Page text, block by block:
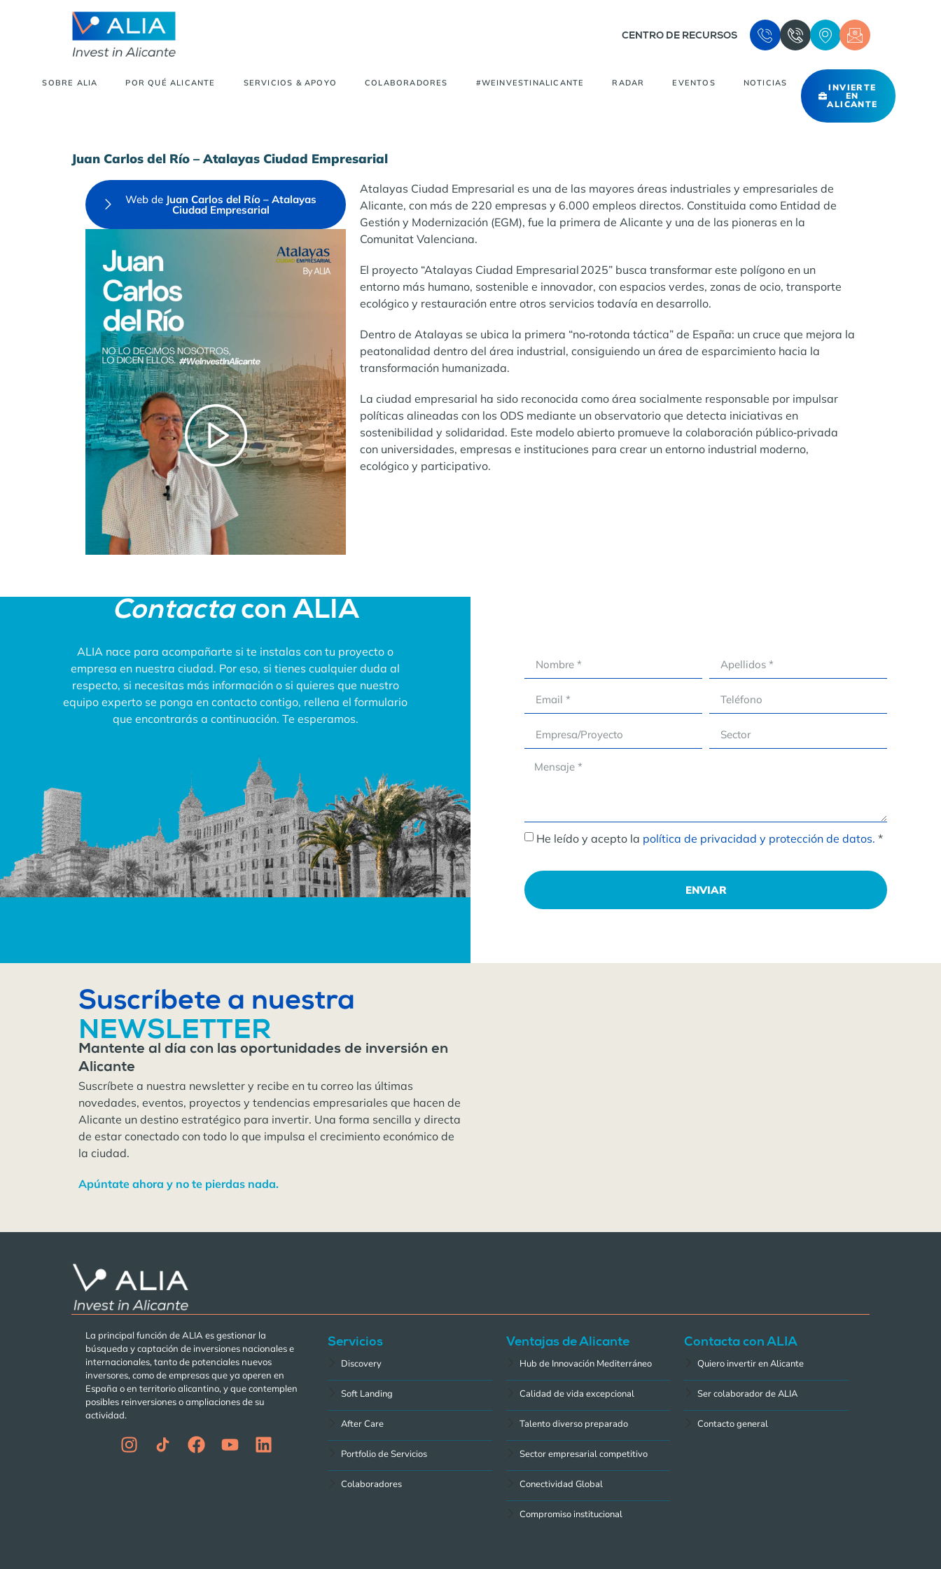
CENTRO DE RECURSOS
SOBRE ALIA POR QUÉ ALICANTE SERVICIOS & APOYO COLABORADORES #WEINVESTINALICANTE RADAR EVENTOS NOTICIAS
INVIERTE
EN
ALICANTE
Juan Carlos del Río – Atalayas Ciudad Empresarial
Web de Juan Carlos del Río – Atalayas
Ciudad Empresarial
Atalayas Ciudad Empresarial es una de las mayores áreas industriales y empresariales de
Alicante, con más de 220 empresas y 6.000 empleos directos. Constituida como Entidad de
Gestión y Modernización (EGM), fue la primera de Alicante y una de las pioneras en la
Comunitat Valenciana.
El proyecto “Atalayas Ciudad Empresarial 2025” busca transformar este polígono en un
entorno más humano, sostenible e innovador, con espacios verdes, zonas de ocio, transporte
ecológico y restauración entre otros servicios todavía en desarrollo.
Dentro de Atalayas se ubica la primera “no‑rotonda táctica” de España: un cruce que mejora la
peatonalidad dentro del área industrial, consiguiendo un área de esparcimiento hacia la
transformación humanizada.
La ciudad empresarial ha sido reconocida como área socialmente responsable por impulsar
políticas alineadas con los ODS mediante un observatorio que detecta iniciativas en
sostenibilidad y solidaridad. Este modelo abierto promueve la colaboración público‑privada
con universidades, empresas e instituciones para crear un entorno industrial moderno,
ecológico y participativo.
Contacta con ALIA
ALIA nace para acompañarte si te instalas con tu proyecto o
empresa en nuestra ciudad. Por eso, si tienes cualquier duda al
respecto, si necesitas más información o si quieres que nuestro
equipo experto se ponga en contacto contigo, rellena el formulario
que encontrarás a continuación. Te esperamos.
He leído y acepto la política de privacidad y protección de datos. *
ENVIAR
Suscríbete a nuestra
NEWSLETTER
Mantente al día con las oportunidades de inversión en
Alicante
Suscríbete a nuestra newsletter y recibe en tu correo las últimas
novedades, eventos, proyectos y tendencias empresariales que hacen de
Alicante un destino estratégico para invertir. Una forma sencilla y directa
de estar conectado con todo lo que impulsa el crecimiento económico de
la ciudad.
Apúntate ahora y no te pierdas nada.
La principal función de ALIA es gestionar la
búsqueda y captación de inversiones nacionales e
internacionales, tanto de potenciales nuevos
inversores, como de empresas que ya operen en
España o en territorio alicantino, y que contemplen
posibles reinversiones o ampliaciones de su
actividad.
Servicios
Discovery
Soft Landing
After Care
Portfolio de Servicios
Colaboradores
Ventajas de Alicante
Hub de Innovación Mediterráneo
Calidad de vida excepcional
Talento diverso preparado
Sector empresarial competitivo
Conectividad Global
Compromiso institucional
Contacta con ALIA
Quiero invertir en Alicante
Ser colaborador de ALIA
Contacto general